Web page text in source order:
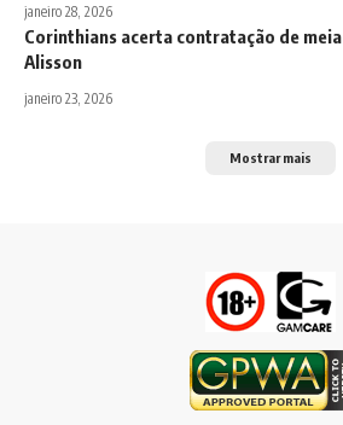
janeiro 28, 2026
Corinthians acerta contratação de meia
Alisson
janeiro 23, 2026
Mostrar mais